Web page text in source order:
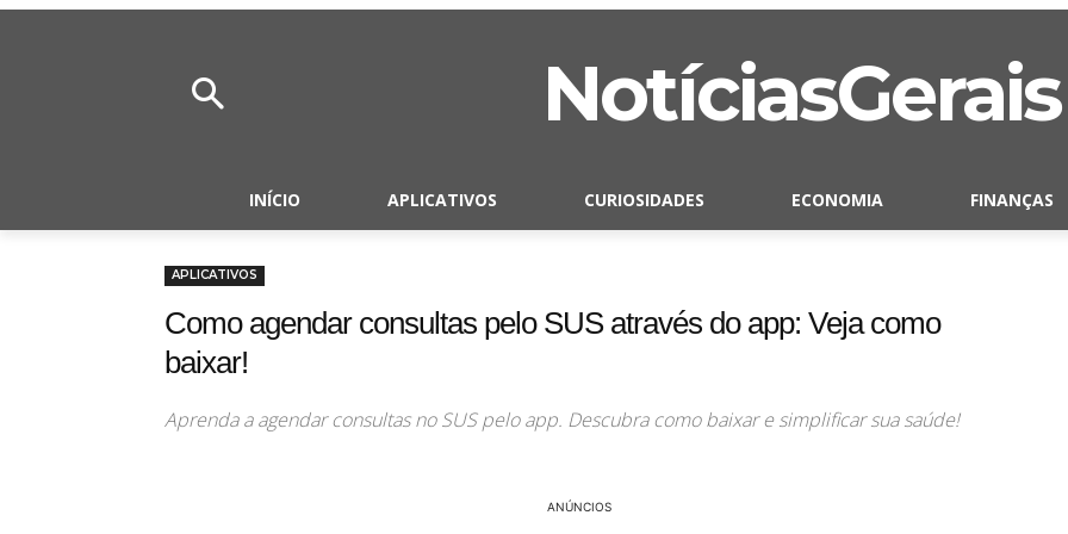
NotíciasGerais
INÍCIO APLICATIVOS CURIOSIDADES ECONOMIA FINANÇAS
APLICATIVOS
Como agendar consultas pelo SUS através do app: Veja como
baixar!
Aprenda a agendar consultas no SUS pelo app. Descubra como baixar e simplificar sua saúde!
ANÚNCIOS